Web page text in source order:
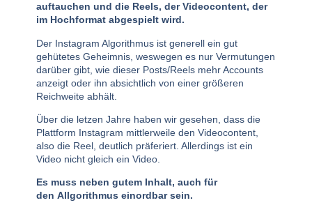
auftauchen und die Reels, der Videocontent, der
im Hochformat abgespielt wird.
Der Instagram Algorithmus ist generell ein gut
gehütetes Geheimnis, weswegen es nur Vermutungen
darüber gibt, wie dieser Posts/Reels mehr Accounts
anzeigt oder ihn absichtlich von einer größeren
Reichweite abhält.
Über die letzen Jahre haben wir gesehen, dass die
Plattform Instagram mittlerweile den Videocontent,
also die Reel, deutlich präferiert. Allerdings ist ein
Video nicht gleich ein Video.
Es muss neben gutem Inhalt, auch für
den Allgorithmus einordbar sein.